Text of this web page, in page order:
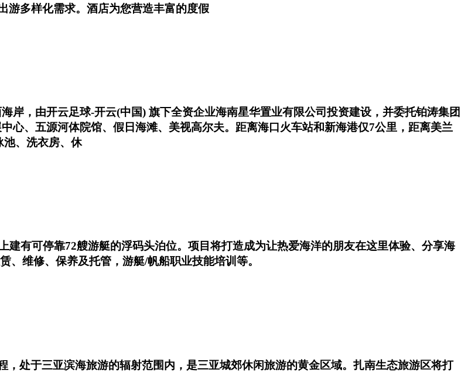
游多样化需求。酒店为您营造丰富的度假
岸，由开云足球-开云(中国) 旗下全资企业海南星华置业有限公司投资建设，并委托铂涛集团
心、五源河体院馆、假日海滩、美视高尔夫。距离海口火车站和新海港仅7公里，距离美兰
池、洗衣房、休
有可停靠72艘游艇的浮码头泊位。项目将打造成为让热爱海洋的朋友在这里体验、分享海
维修、保养及托管，游艇/帆船职业技能培训等。
处于三亚滨海旅游的辐射范围内，是三亚城郊休闲旅游的黄金区域。扎南生态旅游区将打